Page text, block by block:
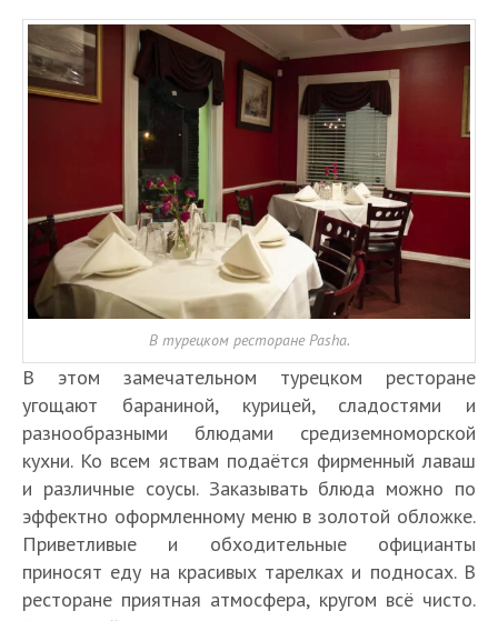
В турецком ресторане Pasha.
В этом замечательном турецком ресторане
угощают бараниной, курицей, сладостями и
разнообразными блюдами средиземноморской
кухни. Ко всем яствам подаётся фирменный лаваш
и различные соусы. Заказывать блюда можно по
эффектно оформленному меню в золотой обложке.
Приветливые и обходительные официанты
приносят еду на красивых тарелках и подносах. В
ресторане приятная атмосфера, кругом всё чисто.